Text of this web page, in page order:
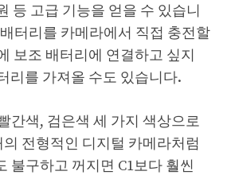
등 고급 기능을 얻을 수 있습니
터리를 카메라에서 직접 충전할
보조 배터리에 연결하고 싶지
리를 가져올 수도 있습니다.
간색, 검은색 세 가지 색상으로
전형적인 디지털 카메라처럼
불구하고 꺼지면 C1보다 훨씬